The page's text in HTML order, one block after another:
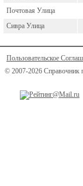
Почтовая Улица
Сивра Улица
Пользовательское
© 2007-2026 Справочник